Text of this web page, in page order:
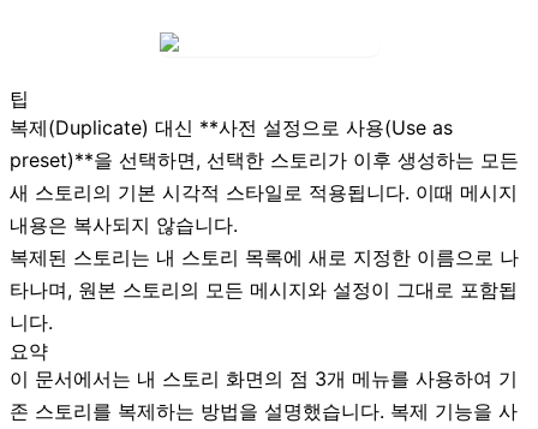
팁
복제(Duplicate) 대신 **사전 설정으로 사용(Use as
preset)**을 선택하면, 선택한 스토리가 이후 생성하는 모든
새 스토리의 기본 시각적 스타일로 적용됩니다. 이때 메시지
내용은 복사되지 않습니다.
복제된 스토리는 내 스토리 목록에 새로 지정한 이름으로 나
타나며, 원본 스토리의 모든 메시지와 설정이 그대로 포함됩
니다.
요약
이 문서에서는 내 스토리 화면의 점 3개 메뉴를 사용하여 기
존 스토리를 복제하는 방법을 설명했습니다. 복제 기능을 사